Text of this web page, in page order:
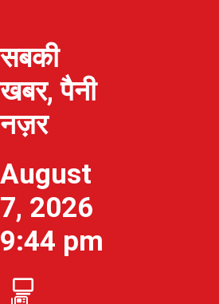
सबकी
खबर, पैनी
नज़र
August
7, 2026
9:44 pm